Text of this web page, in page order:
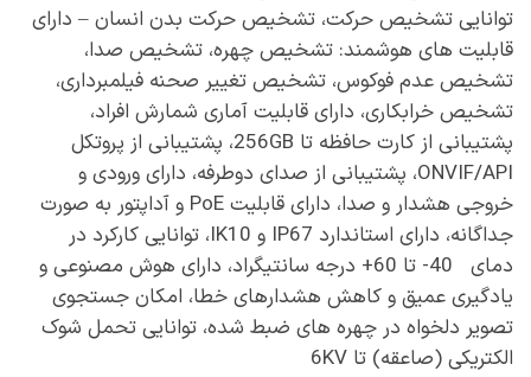
توانایی تشخیص حرکت، تشخیص حرکت بدن انسان – دارای
قابلیت های هوشمند: تشخیص چهره، تشخیص صدا،
تشخیص عدم فوکوس، تشخیص تغییر صحنه فیلمبرداری،
تشخیص خرابکاری، دارای قابلیت آماری شمارش افراد،
پشتیبانی از کارت حافظه تا 256GB، پشتیبانی از پروتکل
ONVIF/API، پشتیبانی از صدای دوطرفه، دارای ورودی و
خروجی هشدار و صدا، دارای قابلیت PoE و آداپتور به صورت
جداگانه، دارای استاندارد IP67 و IK10، توانایی کارکرد در
دمای 40- تا 60+ درجه سانتیگراد، دارای هوش مصنوعی و
یادگیری عمیق و کاهش هشدارهای خطا، امکان جستجوی
تصویر دلخواه در چهره های ضبط شده، توانایی تحمل شوک
الکتریکی (صاعقه) تا 6KV